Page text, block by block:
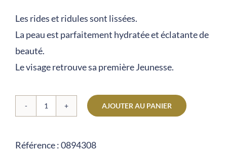
Les rides et ridules sont lissées.
La peau est parfaitement hydratée et éclatante de
beauté.
Le visage retrouve sa première Jeunesse.
quantité
Première
AJOUTER AU PANIER
Référence :0894308